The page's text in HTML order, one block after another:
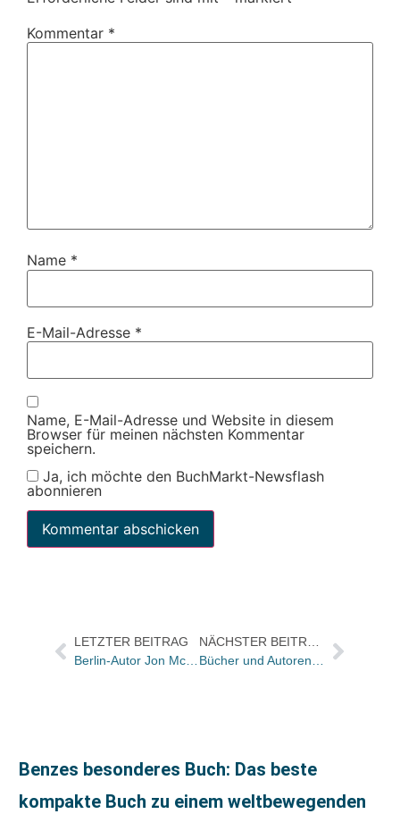
Kommentar *
Name *
E-Mail-Adresse *
Name, E-Mail-Adresse und Website in diesem
Browser für meinen nächsten Kommentar
speichern.
Ja, ich möchte den BuchMarkt-Newsflash
abonnieren
LETZTER BEITRAG
Berlin-Autor Jon McGregor erhielt den International IMPAC Literary Award 2012
Benzes besonderes Buch: Das beste
kompakte Buch zu einem weltbewegenden